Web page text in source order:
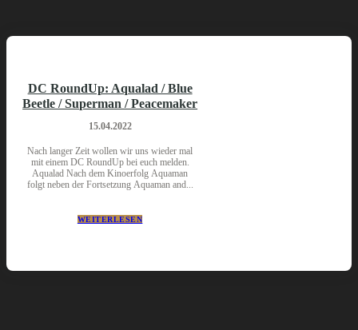
DC RoundUp: Aqualad / Blue
Beetle / Superman / Peacemaker
15.04.2022
Nach langer Zeit wollen wir uns wieder mal
mit einem DC RoundUp bei euch melden.
Aqualad Nach dem Kinoerfolg Aquaman
folgt neben der Fortsetzung Aquaman and...
WEITERLESEN